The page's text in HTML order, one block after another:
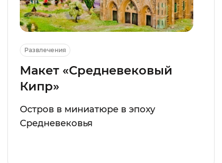
Развлечения
Макет «Средневековый
Кипр»
Остров в миниатюре в эпоху
Средневековья